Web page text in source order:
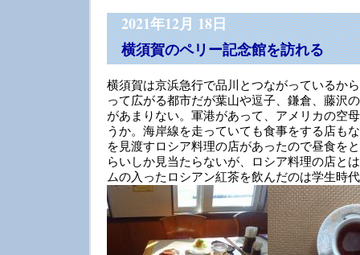
2021年12月 18日
横須賀のペリー記念館を訪れる
横須賀は京浜急行で品川とつながっているか
って広がる都市だが葉山や逗子、鎌倉、藤沢
があまりない。軍港があって、アメリカの空
うか。海岸線を走っていても食事をする店も
を見渡すロシア料理の店があったので昼食を
らいしか見当たらないが、ロシア料理の店と
ムの入ったロシアン紅茶を飲んだのは学生時